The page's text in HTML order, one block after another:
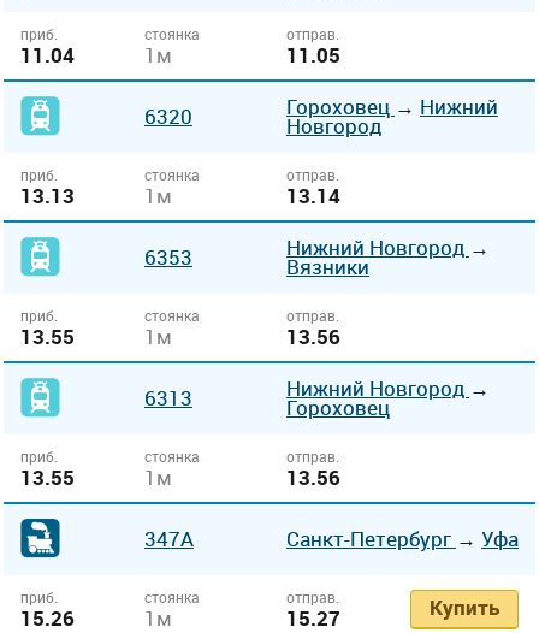
приб.
11.04
стоянка
1м
отправ.
11.05
6320 Гороховец → Нижний
Новгород
приб.
13.13
стоянка
1м
отправ.
13.14
6353 Нижний Новгород →
Вязники
приб.
13.55
стоянка
1м
отправ.
13.56
6313 Нижний Новгород →
Гороховец
приб.
13.55
стоянка
1м
отправ.
13.56
347А Санкт-Петербург → Уфа
приб.
15.26
стоянка
1м
отправ.
15.27 Купить